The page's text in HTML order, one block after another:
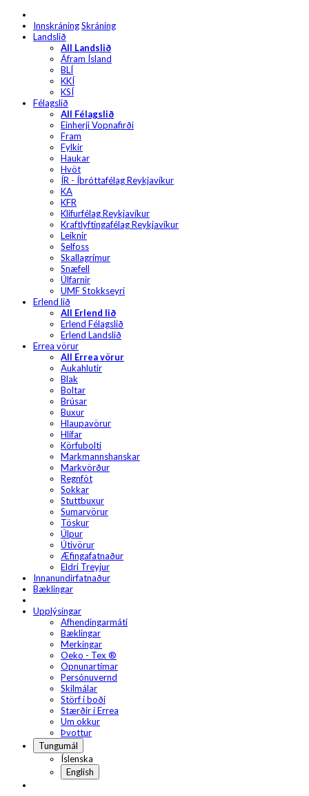
InnskráningSkráning
Landslið
All Landslið
Áfram Ísland
BLÍ
KKÍ
KSÍ
Félagslið
All Félagslið
Einherji Vopnafirði
Fram
Fylkir
Haukar
Hvöt
ÍR - Íþróttafélag Reykjavíkur
KA
KFR
Klifurfélag Reykjavíkur
Kraftlyftingafélag Reykjavíkur
Leiknir
Selfoss
Skallagrímur
Snæfell
Úlfarnir
UMF Stokkseyri
Erlend lið
All Erlend lið
Erlend Félagslið
Erlend Landslið
Errea vörur
All Errea vörur
Aukahlutir
Blak
Boltar
Brúsar
Buxur
Hlaupavörur
Hlífar
Körfubolti
Markmannshanskar
Markvörður
Regnföt
Sokkar
Stuttbuxur
Sumarvörur
Töskur
Úlpur
Útivörur
Æfingafatnaður
Eldri Treyjur
Innanundirfatnaður
Bæklingar
Upplýsingar
Afhendingarmáti
Bæklingar
Merkingar
Oeko - Tex ®
Opnunartímar
Persónuvernd
Skilmálar
Störf í boði
Stærðir í Errea
Um okkur
Þvottur
Tungumál
Íslenska
English